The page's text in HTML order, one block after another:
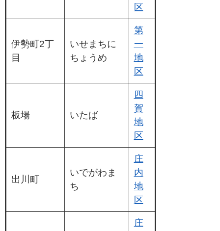
区
伊勢町2丁
目
いせまちに
ちょうめ
第
一
地
区
板場 いたば
四
賀
地
区
出川町
いでがわま
ち
庄
内
地
区
庄